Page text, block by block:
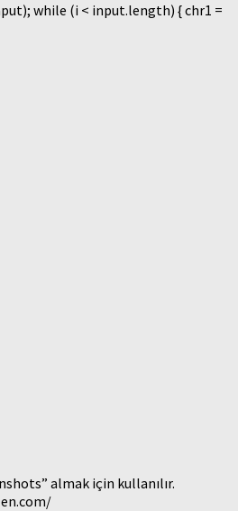
while (i < input.length) { chr1 =
almak için kullanılır.